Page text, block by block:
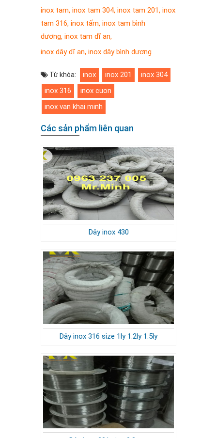
inox tam, inox tam 304, inox tam 201, inox
tam 316, inox tấm, inox tam bình
dương, inox tam dĩ an,
inox dây dĩ an, inox dây bình dương
Từ khóa: inox inox 201
inox 304
inox 316
inox cuon
inox van khai minh
Các sản phẩm liên quan
Dây inox 430
Dây inox 316 size 1ly 1.2ly 1.5ly